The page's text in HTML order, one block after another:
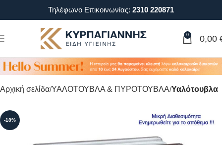
Τηλέφωνο Επικοινωνίας: 2310 220871
0 0,00
Αρχική σελίδα ΥΑΛΟΤΟΥΒΛΑ & ΠΥΡΟΤΟΥΒΛΑ Υαλότουβλα
-18%